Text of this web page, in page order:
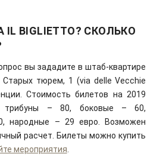
IL BIGLIETTO? СКОЛЬКО
вы зададите в штаб-квартире
Старых тюрем, 1 (via delle Vecchie
Стоимость билетов на 2019
трибуны – 80, боковые – 60,
народные – 29 евро. Возможен
расчет. Билеты можно купить
мероприятия